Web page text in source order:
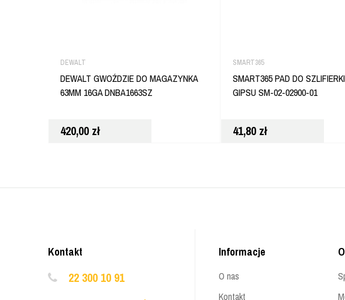
DEWALT
DEWALT GWOŹDZIE DO MAGAZYNKA
63MM 16GA DNBA1663SZ
420,00 zł
SMART365
SMART365 PAD DO
GIPSU SM-02-02900-01
41,80 zł
Informacje
O nas
Kontakt
Kontakt
22 300 10 91